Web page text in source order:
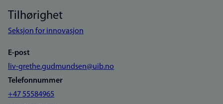
Tilhørighet
Seksjon for innovasjon
E-post
liv-grethe.gudmundsen@uib.no
Telefonnummer
+47 55584965